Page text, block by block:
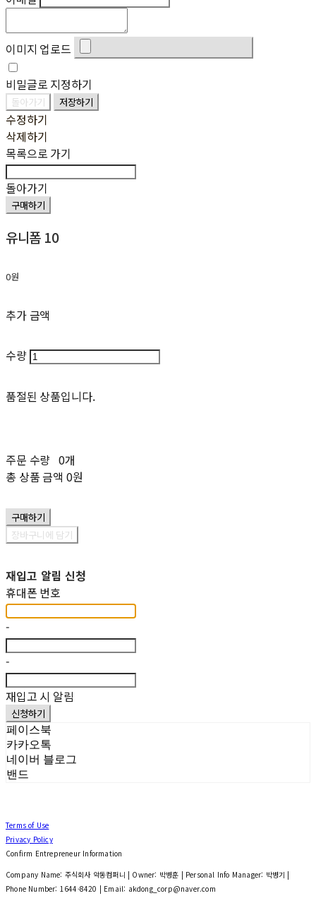
이미지 업로드
비밀글로 지정하기
돌아가기 저장하기
수정하기
삭제하기
목록으로 가기
돌아가기
구매하기
유니폼 10
0원
추가 금액
수량
품절된 상품입니다.
주문 수량 0개
총 상품 금액 0원
구매하기
장바구니에 담기
재입고 알림 신청
휴대폰 번호
-
-
재입고 시 알림
신청하기
페이스북
카카오톡
네이버 블로그
밴드
Terms of Use
Privacy Policy
Confirm Entrepreneur Information
Company Name: 주식회사 악동컴퍼니 | Owner: 박병훈 | Personal Info Manager: 박병기 |
Phone Number: 1644-8420 | Email: akdong_corp@naver.com